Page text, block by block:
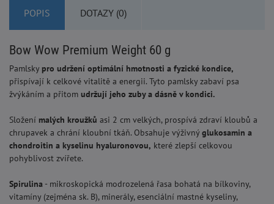
POPIS DOTAZY (0)
Bow Wow Premium Weight 60 g
Pamlsky pro udržení optimální hmotnosti a fyzické kondice,
přispívají k celkové vitalitě a energii. Tyto pamlsky zabaví psa
žvýkáním a přitom udržují jeho zuby a dásně v kondici.
Složení malých kroužků asi 2 cm velkých, prospívá zdraví kloubů a
chrupavek a chrání kloubní tkáň. Obsahuje výživný glukosamin a
chondroitin a kyselinu hyaluronovou, které zlepší celkovou
pohyblivost zvířete.
Spirulina - mikroskopická modrozelená řasa bohatá na bílkoviny,
vitamíny (zejména sk. B), minerály, esenciální mastné kyseliny,